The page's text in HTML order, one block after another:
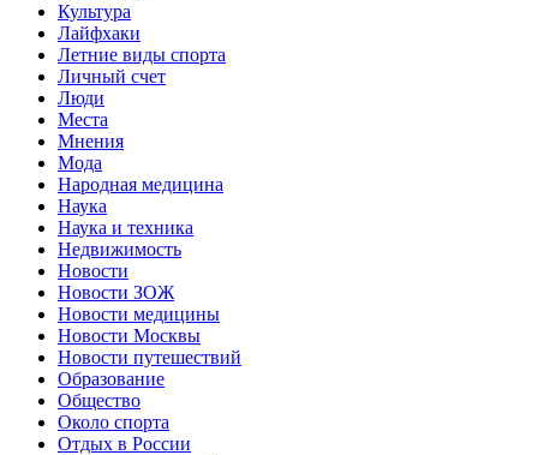
Культура
Лайфхаки
Летние виды спорта
Личный счет
Люди
Места
Мнения
Мода
Народная медицина
Наука
Наука и техника
Недвижимость
Новости
Новости ЗОЖ
Новости медицины
Новости Москвы
Новости путешествий
Образование
Общество
Около спорта
Отдых в России